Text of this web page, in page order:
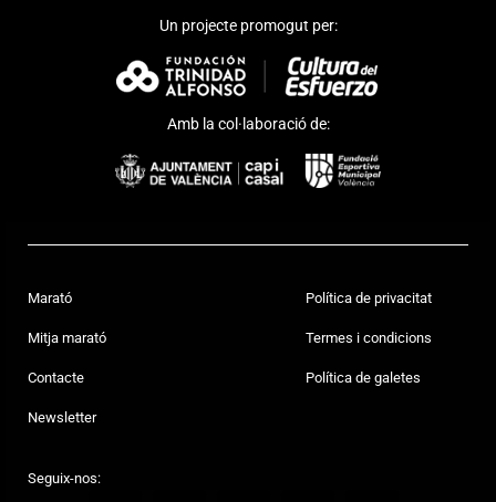
Un projecte promogut per:
Amb la col·laboració de:
Marató
Mitja marató
Contacte
Newsletter
Política de privacitat
Termes i condicions
Política de galetes
Seguix-nos: